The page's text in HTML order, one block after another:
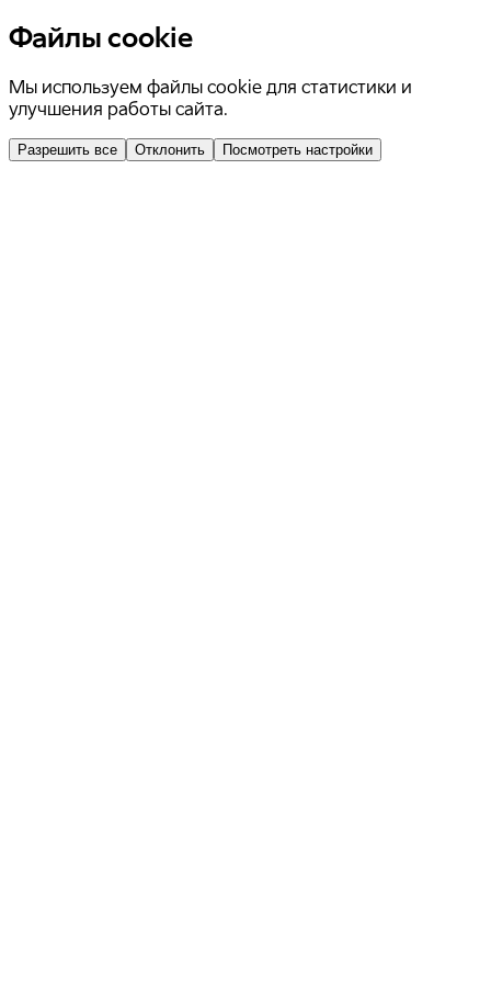
Файлы cookie
Мы используем файлы cookie для статистики и
улучшения работы сайта.
Разрешить все Отклонить Посмотреть настройки